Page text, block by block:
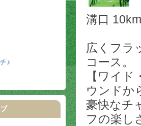
♪
溝口
広くフラ
コース。
【ワイ
ウンドか
豪快なチ
フの楽し